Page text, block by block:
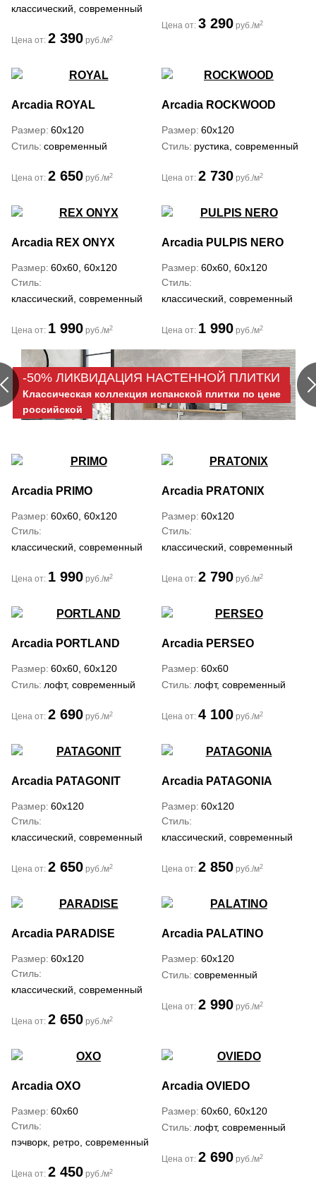
классический, современный
Цена от: 2 390 руб./м2
Цена от: 3 290 руб./м2
Arcadia ROYAL
Размер 60x120
Стиль современный
Цена от: 2 650 руб./м2
Arcadia ROCKWOOD
Размер 60x120
Стиль рустика, современный
Цена от: 2 730 руб./м2
Arcadia REX ONYX
Размер 60x60, 60x120
Стиль
классический, современный
Цена от: 1 990 руб./м2
Arcadia PULPIS NERO
Размер 60x60, 60x120
Стиль
классический, современный
Цена от: 1 990 руб./м2
-50% ЛИКВИДАЦИЯ НАСТЕННОЙ ПЛИТКИ
Классическая коллекция испанской плитки по цене
российской
Arcadia PRIMO
Размер 60x60, 60x120
Стиль
классический, современный
Цена от: 1 990 руб./м2
Arcadia PRATONIX
Размер 60x120
Стиль
классический, современный
Цена от: 2 790 руб./м2
Arcadia PORTLAND
Размер 60x60, 60x120
Стиль лофт, современный
Цена от: 2 690 руб./м2
Arcadia PERSEO
Размер 60x60
Стиль лофт, современный
Цена от: 4 100 руб./м2
Arcadia PATAGONIT
Размер 60x120
Стиль
классический, современный
Цена от: 2 650 руб./м2
Arcadia PATAGONIA
Размер 60x120
Стиль
классический, современный
Цена от: 2 850 руб./м2
Arcadia PARADISE
Размер 60x120
Стиль
классический, современный
Цена от: 2 650 руб./м2
Arcadia PALATINO
Размер 60x120
Стиль современный
Цена от: 2 990 руб./м2
Arcadia OXO
Размер 60x60
Стиль
пэчворк, ретро, современный
Цена от: 2 450 руб./м2
Arcadia OVIEDO
Размер 60x60, 60x120
Стиль лофт, современный
Цена от: 2 690 руб./м2